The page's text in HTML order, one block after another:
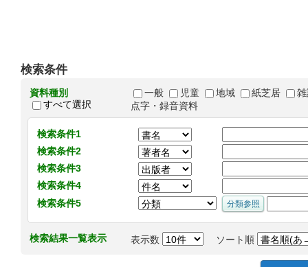
検索条件
資料種別
すべて選択
一般 児童 地域 紙芝居
点字・録音資料
検索条件1
検索条件2
検索条件3
検索条件4
検索条件5
検索結果一覧表示 表示数 ソート順